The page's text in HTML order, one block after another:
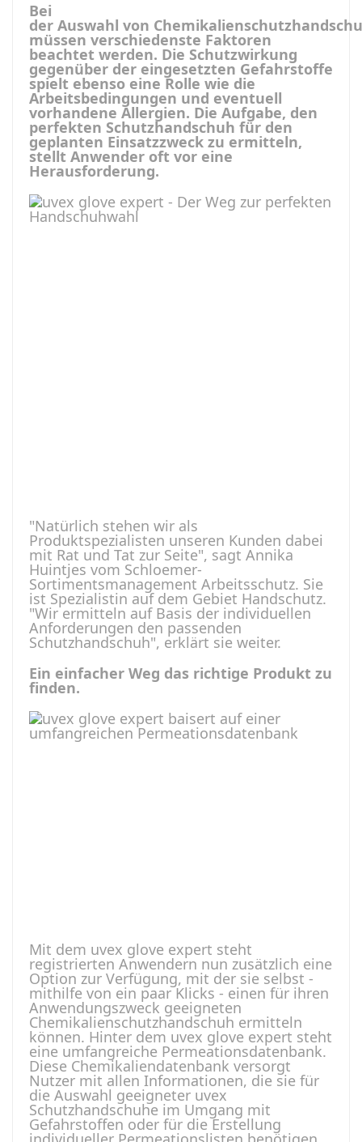
Bei
der Auswahl von
müssen verschiedenste Faktoren
beachtet werden. Die Schutzwirkung
gegenüber der eingesetzten Gefahrstoffe
spielt ebenso eine Rolle wie die
Arbeitsbedingungen und eventuell
vorhandene Allergien. Die Aufgabe, den
perfekten Schutzhandschuh für den
geplanten Einsatzzweck zu ermitteln,
stellt Anwender oft vor eine
Herausforderung.
"Natürlich stehen wir als
Produktspezialisten unseren Kunden dabei
mit Rat und Tat zur Seite", sagt Annika
Huintjes vom Schloemer-
Sortimentsmanagement Arbeitsschutz. Sie
ist Spezialistin auf dem Gebiet Handschutz.
"Wir ermitteln auf Basis der individuellen
Anforderungen den passenden
Schutzhandschuh", erklärt sie weiter.
Ein einfacher Weg das richtige Produkt zu
finden.
Mit dem uvex glove expert steht
registrierten Anwendern nun zusätzlich eine
Option zur Verfügung, mit der sie selbst -
mithilfe von ein paar Klicks - einen für ihren
Anwendungszweck geeigneten
Chemikalienschutzhandschuh ermitteln
können. Hinter dem uvex glove expert steht
eine umfangreiche Permeationsdatenbank.
Diese Chemikaliendatenbank versorgt
Nutzer mit allen Informationen, die sie für
die Auswahl geeigneter uvex
Schutzhandschuhe im Umgang mit
Gefahrstoffen oder für die Erstellung